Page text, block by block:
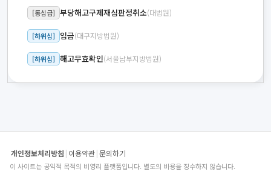
[동심급] 부당해고구제재심판정취소(대법원)
[하위심] 임금(대구지방법원)
[하위심] 해고무효확인(서울남부지방법원)
개인정보처리방침 | 이용약관|문의하기
이 사이트는 공익적 목적의 비영리 플랫폼입니다. 별도의 비용을 징수하지 않습니다.